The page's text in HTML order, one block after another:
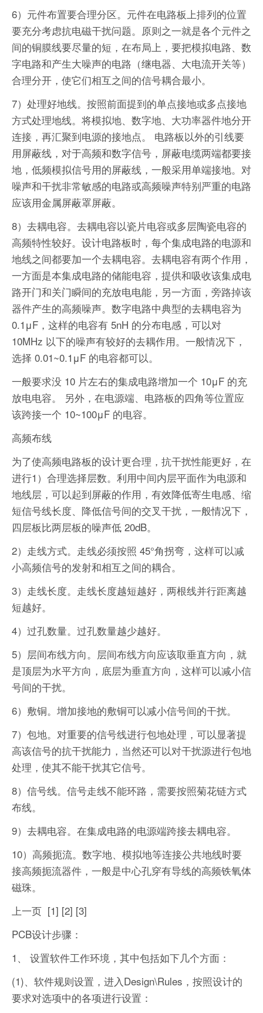
6）元件布置要合理分区。元件在电路板上排列的位置
要充分考虑抗电磁干扰问题。原则之一就是各个元件之
间的铜膜线要尽量的短，在布局上，要把模拟电路、数
字电路和产生大噪声的电路（继电器、大电流开关等）
合理分开，使它们相互之间的信号耦合最小。
7）处理好地线。按照前面提到的单点接地或多点接地
方式处理地线。将模拟地、数字地、大功率器件地分开
连接，再汇聚到电源的接地点。 电路板以外的引线要
用屏蔽线，对于高频和数字信号，屏蔽电缆两端都要接
地，低频模拟信号用的屏蔽线，一般采用单端接地。对
噪声和干扰非常敏感的电路或高频噪声特别严重的电路
应该用金属屏蔽罩屏蔽。
8）去耦电容。去耦电容以瓷片电容或多层陶瓷电容的
高频特性较好。设计电路板时，每个集成电路的电源和
地线之间都要加一个去耦电容。去耦电容有两个作用，
一方面是本集成电路的储能电容，提供和吸收该集成电
路开门和关门瞬间的充放电电能，另一方面，旁路掉该
器件产生的高频噪声。数字电路中典型的去耦电容为
0.1μF，这样的电容有 5nH 的分布电感，可以对
10MHz 以下的噪声有较好的去耦作用。一般情况下，
选择 0.01~0.1μF 的电容都可以。
一般要求没 10 片左右的集成电路增加一个 10μF 的充
放电电容。 另外，在电源端、电路板的四角等位置应
该跨接一个 10~100μF 的电容。
高频布线
为了使高频电路板的设计更合理，抗干扰性能更好，在
进行1）合理选择层数。利用中间内层平面作为电源和
地线层，可以起到屏蔽的作用，有效降低寄生电感、缩
短信号线长度、降低信号间的交叉干扰，一般情况下，
四层板比两层板的噪声低 20dB。
2）走线方式。走线必须按照 45°角拐弯，这样可以减
小高频信号的发射和相互之间的耦合。
3）走线长度。走线长度越短越好，两根线并行距离越
短越好。
4）过孔数量。过孔数量越少越好。
5）层间布线方向。层间布线方向应该取垂直方向，就
是顶层为水平方向，底层为垂直方向，这样可以减小信
号间的干扰。
6）敷铜。增加接地的敷铜可以减小信号间的干扰。
7）包地。对重要的信号线进行包地处理，可以显著提
高该信号的抗干扰能力，当然还可以对干扰源进行包地
处理，使其不能干扰其它信号。
8）信号线。信号走线不能环路，需要按照菊花链方式
布线。
9）去耦电容。在集成电路的电源端跨接去耦电容。
10）高频扼流。数字地、模拟地等连接公共地线时要
接高频扼流器件，一般是中心孔穿有导线的高频铁氧体
磁珠。
上一页 [1] [2] [3]
PCB设计步骤：
1、 设置软件工作环境，其中包括如下几个方面：
(1)、软件规则设置，进入Design\Rules，按照设计的
要求对选项中的各项进行设置：